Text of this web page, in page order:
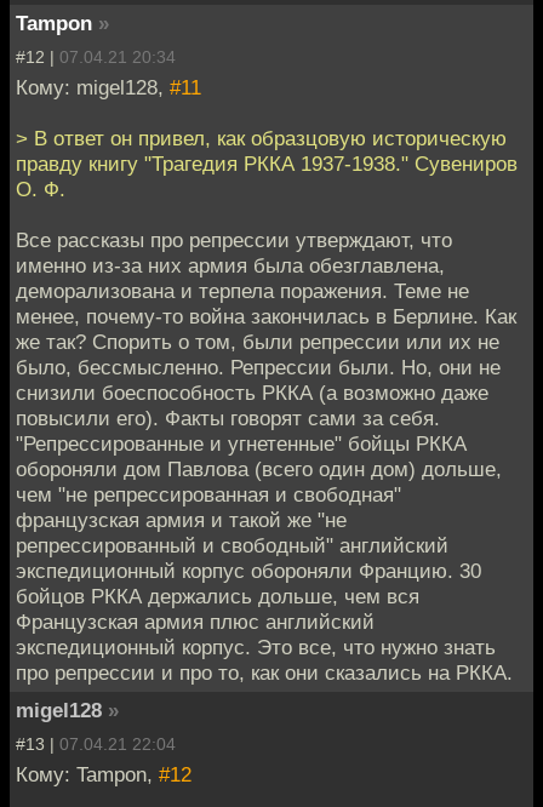
Tampon »
#12 | 07.04.21 20:34
Кому: migel128, #11
> В ответ он привел, как образцовую историческую
правду книгу "Трагедия РККА 1937-1938." Сувениров
О. Ф.
Все рассказы про репрессии утверждают, что
именно из-за них армия была обезглавлена,
деморализована и терпела поражения. Теме не
менее, почему-то война закончилась в Берлине. Как
же так? Спорить о том, были репрессии или их не
было, бессмысленно. Репрессии были. Но, они не
снизили боеспособность РККА (а возможно даже
повысили его). Факты говорят сами за себя.
"Репрессированные и угнетенные" бойцы РККА
обороняли дом Павлова (всего один дом) дольше,
чем "не репрессированная и свободная"
французская армия и такой же "не
репрессированный и свободный" английский
экспедиционный корпус обороняли Францию. 30
бойцов РККА держались дольше, чем вся
Французская армия плюс английский
экспедиционный корпус. Это все, что нужно знать
про репрессии и про то, как они сказались на РККА.
migel128 »
#13 | 07.04.21 22:04
Кому: Tampon, #12